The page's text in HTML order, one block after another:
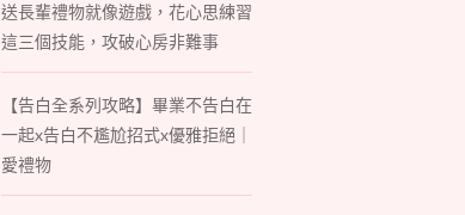
送長輩禮物就像遊戲，花心思練習
這三個技能，攻破心房非難事
【告白全系列攻略】畢業不告白在
一起x告白不尷尬招式x優雅拒絕｜
愛禮物